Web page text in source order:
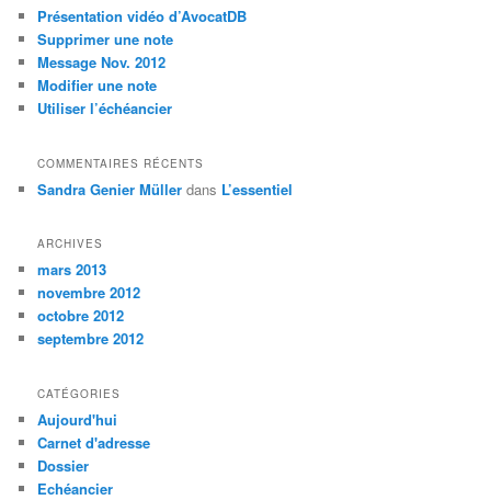
r
c
h
e
Présentation vidéo d’AvocatDB
Supprimer une note
Message Nov. 2012
Modifier une note
Utiliser l’échéancier
COMMENTAIRES RÉCENTS
Sandra Genier Müller dans L’essentiel
ARCHIVES
mars 2013
novembre 2012
octobre 2012
septembre 2012
CATÉGORIES
Aujourd'hui
Carnet d'adresse
Dossier
Echéancier